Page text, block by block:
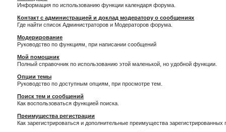
Информация по использованию функции календаря форума.
Контакт с администрацией и доклад модератору о сообщениях
Где найти список Администраторов и Модераторов форума.
Модерирование
Руководство по функциям, при написании сообщений
Мой помощник
Полный справочник по использованию этой маленькой, но удобной функции.
Опции темы
Руководство по доступным опциям, при просмотре тем.
Поиск тем и сообщений
Как воспользоваться функцией поиска.
Преимущества регистрации
Как зарегистрироваться и дополнительные преимущества зарегистрированных